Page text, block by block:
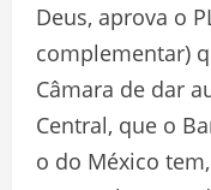
Deus, aprova o
complementar)
Câmara de dar
Central, que o
o do México